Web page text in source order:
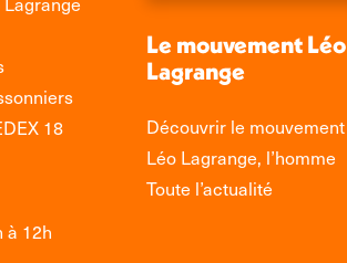
18
à 12h
Le mouvement Léo
Lagrange
Découvrir le mouvement
Léo Lagrange, l’homme
Toute l’actualité